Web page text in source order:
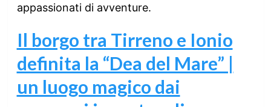
appassionati di avventure.
Il borgo tra Tirreno e Ionio
definita la “Dea del Mare” |
un luogo magico dai